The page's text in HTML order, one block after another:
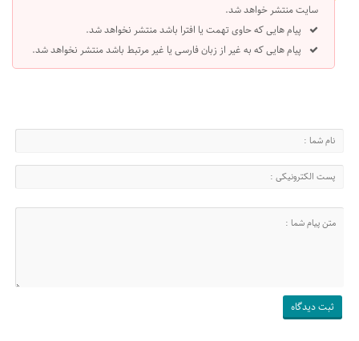
سایت منتشر خواهد شد.
پیام هایی که حاوی تهمت یا افترا باشد منتشر نخواهد شد.
پیام هایی که به غیر از زبان فارسی یا غیر مرتبط باشد منتشر نخواهد شد.